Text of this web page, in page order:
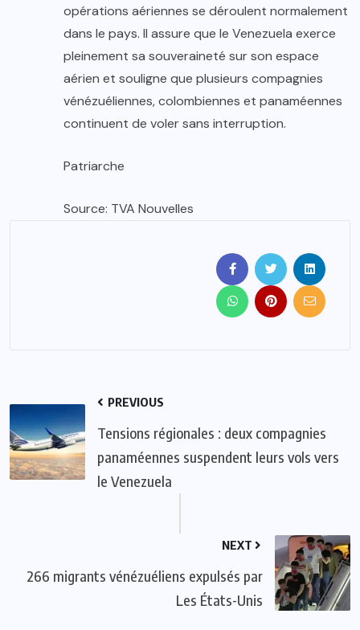
opérations aériennes se déroulent normalement
dans le pays. Il assure que le Venezuela exerce
pleinement sa souveraineté sur son espace
aérien et souligne que plusieurs compagnies
vénézuéliennes, colombiennes et panaméennes
continuent de voler sans interruption.
Patriarche
Source: TVA Nouvelles
PREVIOUS
Tensions régionales : deux compagnies
panaméennes suspendent leurs vols vers
le Venezuela
NEXT
266 migrants vénézuéliens expulsés par
Les États-Unis